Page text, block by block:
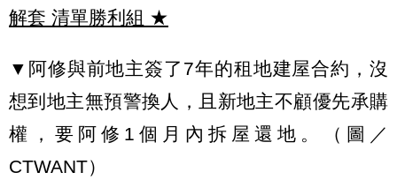
解套 清單勝利組 ★
▼阿修與前地主簽了7年的租地建屋合約，沒
想到地主無預警換人，且新地主不顧優先承購
權，要阿修1個月內拆屋還地。（圖／
CTWANT）